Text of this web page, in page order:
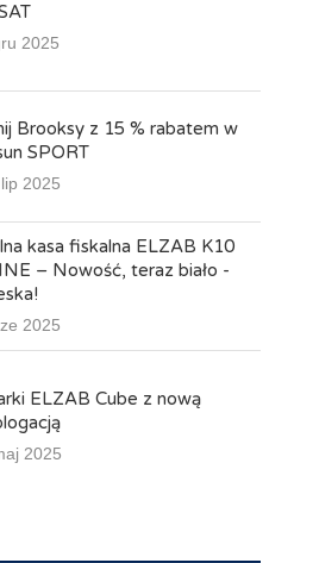
2025
Brooksy z 15 % rabatem w
SPORT
2025
kasa fiskalna ELZAB K10
– Nowość, teraz biało -
2025
ELZAB Cube z nową
2025